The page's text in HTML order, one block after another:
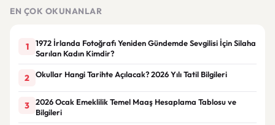
EN ÇOK OKUNANLAR
1
1972 İrlanda Fotoğrafı Yeniden Gündemde Sevgilisi İçin Silaha
Sarılan Kadın Kimdir?
2 Okullar Hangi Tarihte Açılacak? 2026 Yılı Tatil Bilgileri
3
2026 Ocak Emeklilik Temel Maaş Hesaplama Tablosu ve
Bilgileri